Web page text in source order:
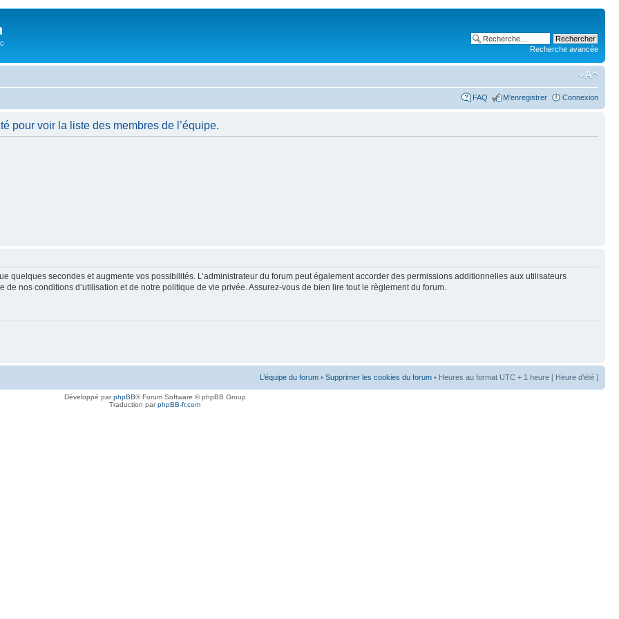
Recherche avancée
FAQ M’enregistrer Connexion
pour voir la liste des membres de l’équipe.
quelques secondes et augmente vos possibilités. L’administrateur du forum peut également accorder des permissions additionnelles aux utilisateurs
nos conditions d’utilisation et de notre politique de vie privée. Assurez-vous de bien lire tout le règlement du forum.
L’équipe du forum • Supprimer les cookies du forum • Heures au format UTC + 1 heure [ Heure d’été ]
Développé parphpBB® Forum Software © phpBB Group
Traduction parphpBB-fr.com